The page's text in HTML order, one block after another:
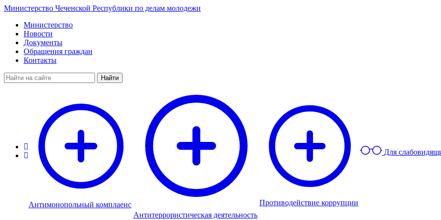
Министерство Чеченской Республики по делам молодежи
Министерство
Новости
Документы
Обращения граждан
Контакты
Найти
Антимонопольный комплаенс
Антитеррористическая деятельность
Противодействие коррупции
Для